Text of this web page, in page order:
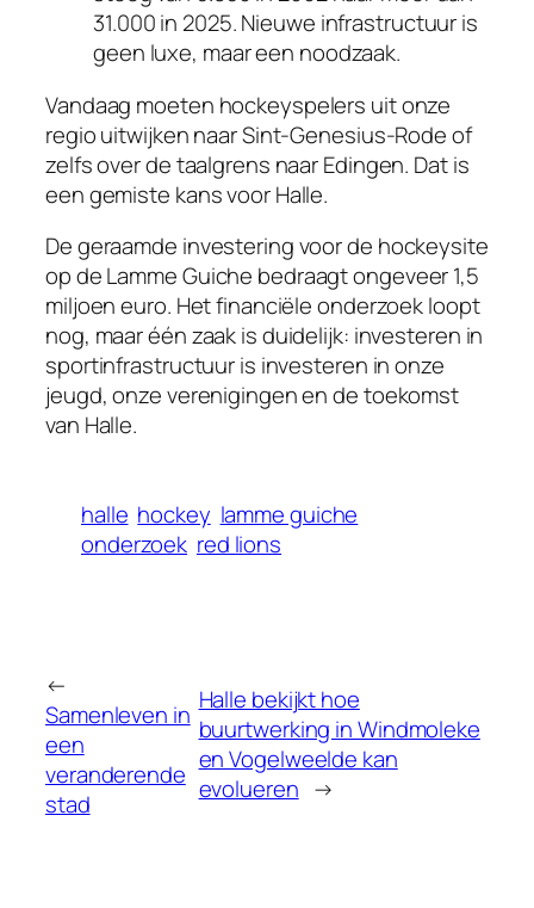
31.000 in 2025. Nieuwe infrastructuur is
geen luxe, maar een noodzaak.
Vandaag moeten hockeyspelers uit onze
regio uitwijken naar Sint-Genesius-Rode of
zelfs over de taalgrens naar Edingen. Dat is
een gemiste kans voor Halle.
De geraamde investering voor de hockeysite
op de Lamme Guiche bedraagt ongeveer 1,5
miljoen euro. Het financiële onderzoek loopt
nog, maar één zaak is duidelijk: investeren in
sportinfrastructuur is investeren in onze
jeugd, onze verenigingen en de toekomst
van Halle.
halle hockey lamme guiche
onderzoek red lions
←
Samenleven in
een
veranderende
stad
Halle bekijkt hoe
buurtwerking in Windmoleke
en Vogelweelde kan
evolueren →